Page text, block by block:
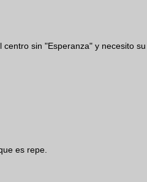
sin "Esperanza" y necesito su
es repe.